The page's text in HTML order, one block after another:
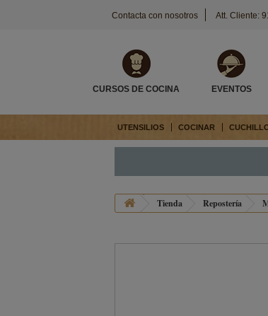
Contacta con nosotros Att. Cliente:
CURSOS DE COCINA EVENTOS
UTENSILIOS COCINAR
Tienda Repostería